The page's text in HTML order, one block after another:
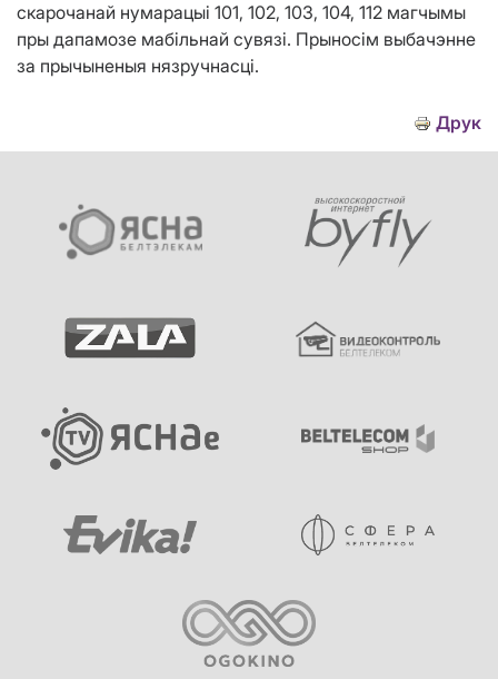
скарочанай нумарацыі 101, 102, 103, 104, 112 магчымы
пры дапамозе мабільнай сувязі. Прыносім выбачэнне
за прычыненыя нязручнасці.
Друк